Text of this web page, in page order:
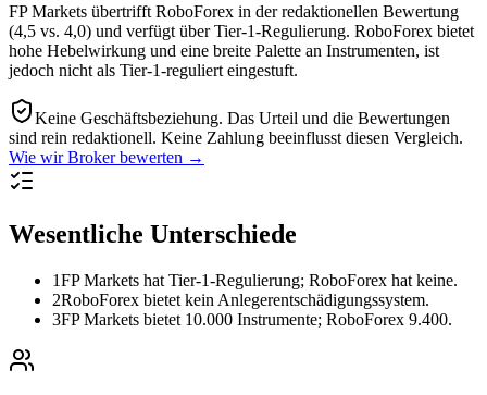
FP Markets übertrifft RoboForex in der redaktionellen Bewertung
(4,5 vs. 4,0) und verfügt über Tier-1-Regulierung. RoboForex bietet
hohe Hebelwirkung und eine breite Palette an Instrumenten, ist
jedoch nicht als Tier-1-reguliert eingestuft.
Keine Geschäftsbeziehung. Das Urteil und die Bewertungen
sind rein redaktionell. Keine Zahlung beeinflusst diesen Vergleich.
Wie wir Broker bewerten →
Wesentliche Unterschiede
1FP Markets hat Tier-1-Regulierung; RoboForex hat keine.
2RoboForex bietet kein Anlegerentschädigungssystem.
3FP Markets bietet 10.000 Instrumente; RoboForex 9.400.